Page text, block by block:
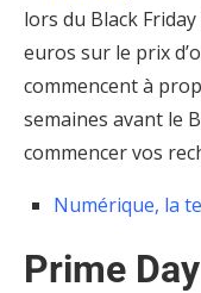
lors du Black
euros sur le prix
commencent à
semaines avant le
commencer vos
Numérique, la
Prime